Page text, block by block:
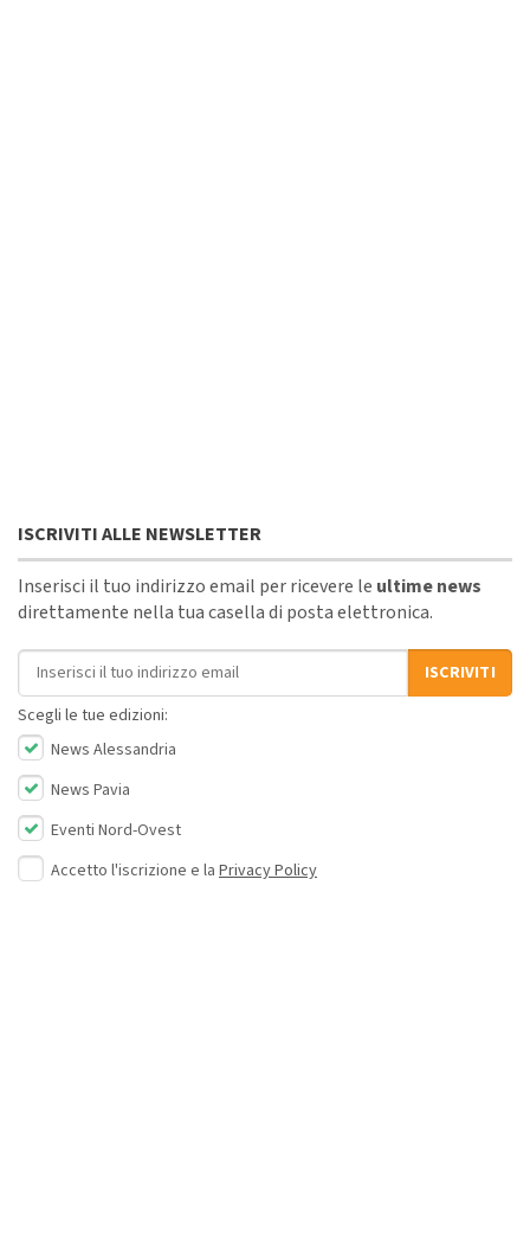
ISCRIVITI ALLE NEWSLETTER
Inserisci il tuo indirizzo email per ricevere le ultime news
direttamente nella tua casella di posta elettronica.
Indirizzo email
ISCRIVITI
Scegli le tue edizioni:
News Alessandria
News Pavia
Eventi Nord-Ovest
Accetto l'iscrizione e la Privacy Policy